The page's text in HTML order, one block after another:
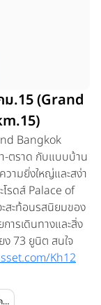
ม.15 (Grand
Bangkok
-ตราด กับแบบบ้าน
ามยิ่งใหญ่และสง่า
โรดส์ Palace of
สะท้อนรสนิยมของ
ารเดินทางและสิ่ง
ง 73 ยูนิต สนใจ
Kh12
การ